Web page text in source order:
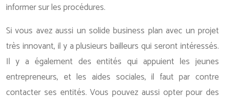
informer sur les procédures.
Si vous avez aussi un solide business plan avec un projet
très innovant, il y a plusieurs bailleurs qui seront intéressés.
Il y a également des entités qui appuient les jeunes
entrepreneurs, et les aides sociales, il faut par contre
contacter ses entités. Vous pouvez aussi opter pour des